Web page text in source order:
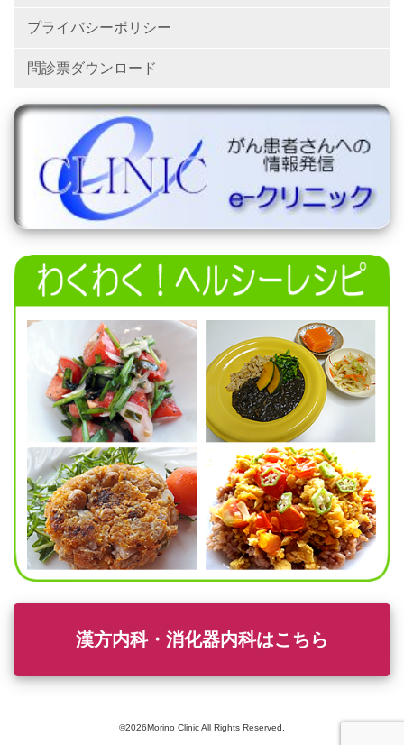
プライバシーポリシー
問診票ダウンロード
漢方内科・消化器内科はこちら
©2026Morino Clinic All Rights Reserved.